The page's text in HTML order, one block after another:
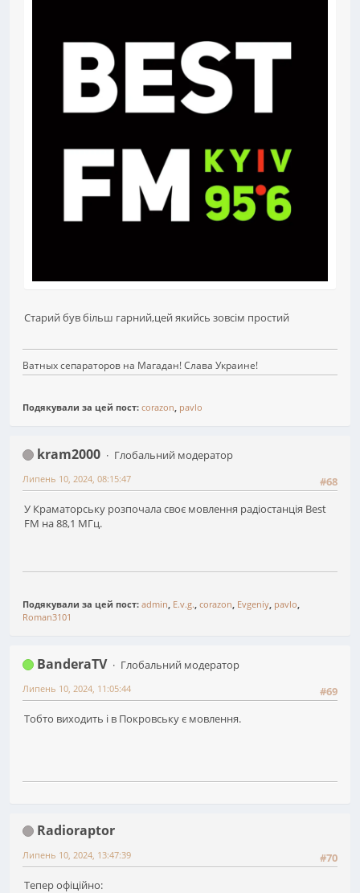
Старий був більш гарний,цей якийсь зовсім простий
Ватных сепараторов на Магадан! Слава Украине!
Подякували за цей пост: corazon pavlo
kram2000
Глобальний модератор
#68
Липень 10, 2024, 08:15:47
У Краматорську розпочала своє мовлення радіостанція Best
FM на 88,1 МГц.
Подякували за цей пост: admin E.v.g. corazon Evgeniy pavlo
Roman3101
BanderaTV
Глобальний модератор
#69
Липень 10, 2024, 11:05:44
Тобто виходить і в Покровську є мовлення.
Radioraptor
#70
Липень 10, 2024, 13:47:39
Тепер офіційно: